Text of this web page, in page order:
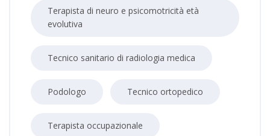
Terapista di neuro e psicomotricità età
evolutiva
Tecnico sanitario di radiologia medica
Podologo Tecnico ortopedico
Terapista occupazionale